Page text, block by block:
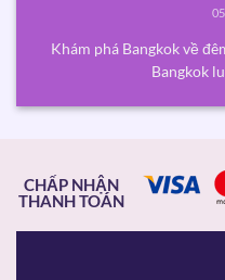
Khám phá Bangkok về
Bangkok
CHẤP NHẬN
THANH TOÁN